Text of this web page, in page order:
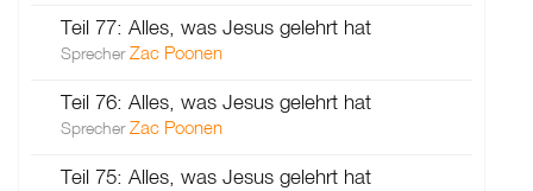
Teil 77: Alles, was Jesus gelehrt hat
SprecherZac Poonen
Teil 76: Alles, was Jesus gelehrt hat
SprecherZac Poonen
Teil 75: Alles, was Jesus gelehrt hat